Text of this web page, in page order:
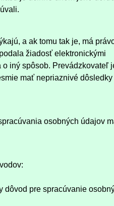
a ak tomu tak je, má
žiadosť elektronickými
iný spôsob. Prevádzkovateľ
mať nepriaznivé dôsledky
osobných údajov
dôvod pre spracúvanie